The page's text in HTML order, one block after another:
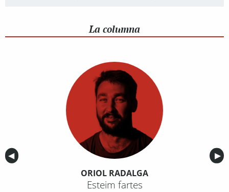
La columna
Anterior
◀︎ ▶︎
ORIOL RADALGA
Esteim fartes